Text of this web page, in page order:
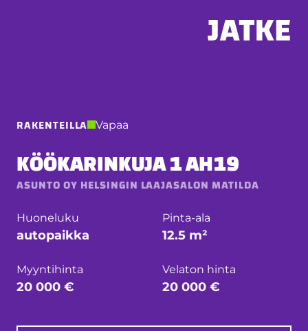
RAKENTEILLA Vapaa
KÖÖKARINKUJA 1 AH19
ASUNTO OY HELSINGIN LAAJASALON MATILDA
Huoneluku
autopaikka
Pinta-ala
12.5 m²
Myyntihinta
20 000 €
Velaton hinta
20 000 €